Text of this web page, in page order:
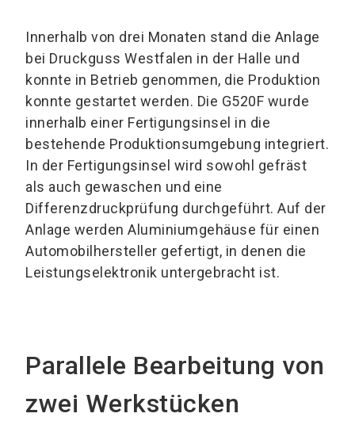
Innerhalb von drei Monaten stand die Anlage
bei Druckguss Westfalen in der Halle und
konnte in Betrieb genommen, die Produktion
konnte gestartet werden. Die G520F wurde
innerhalb einer Fertigungsinsel in die
bestehende Produktionsumgebung integriert.
In der Fertigungsinsel wird sowohl gefräst
als auch gewaschen und eine
Differenzdruckprüfung durchgeführt. Auf der
Anlage werden Aluminiumgehäuse für einen
Automobilhersteller gefertigt, in denen die
Leistungselektronik untergebracht ist.
Parallele Bearbeitung von
zwei Werkstücken